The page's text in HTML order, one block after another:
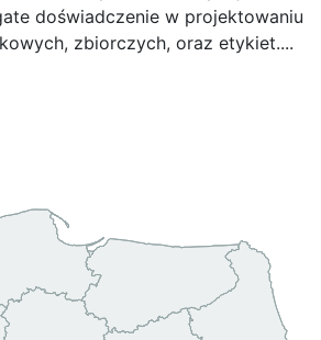
doświadczenie w projektowaniu
zbiorczych, oraz etykiet....